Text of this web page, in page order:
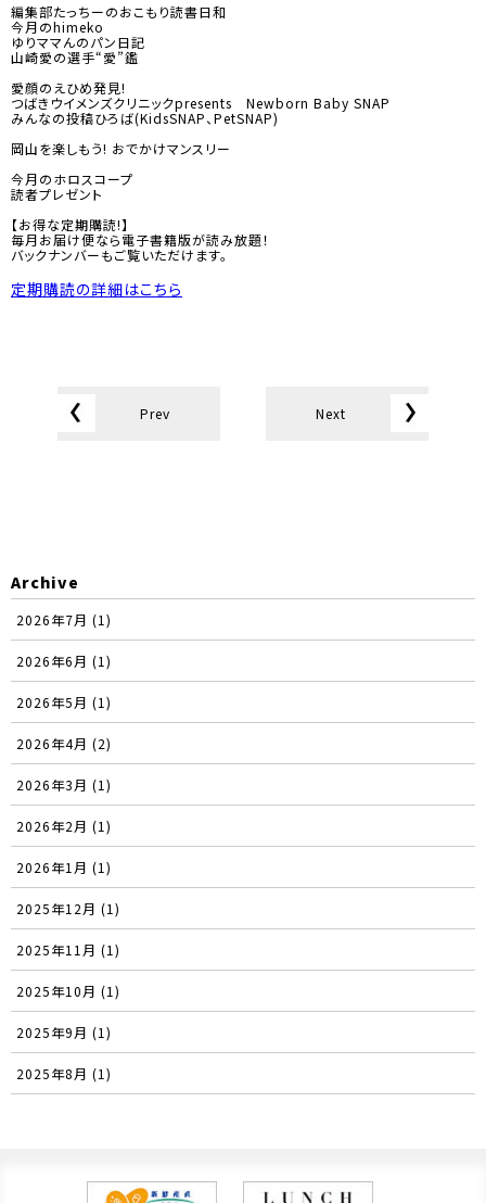
編集部たっちーのおこもり読書日和
今月のhimeko
ゆりママんのパン日記
山崎愛の選手“愛”鑑
愛顔のえひめ発見!
つばきウイメンズクリニックpresents Newborn Baby SNAP
みんなの投稿ひろば(KidsSNAP、PetSNAP)
岡山を楽しもう! おでかけマンスリー
今月のホロスコープ
読者プレゼント
【お得な定期購読!】
毎月お届け便なら電子書籍版が読み放題！
バックナンバーもご覧いただけます。
定期購読の詳細はこちら
Prev Next
Archive
2026年7月 (1)
2026年6月 (1)
2026年5月 (1)
2026年4月 (2)
2026年3月 (1)
2026年2月 (1)
2026年1月 (1)
2025年12月 (1)
2025年11月 (1)
2025年10月 (1)
2025年9月 (1)
2025年8月 (1)